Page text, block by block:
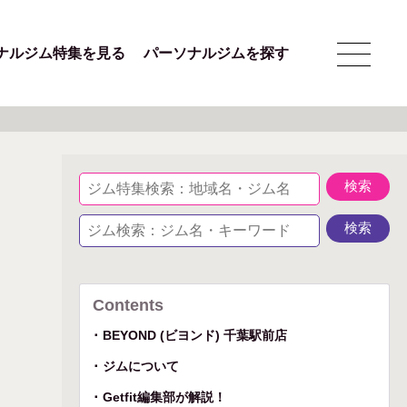
ルジム特集を見る パーソナルジムを探す
Contents
BEYOND (ビヨンド) 千葉駅前店
ジムについて
Getfit編集部が解説！